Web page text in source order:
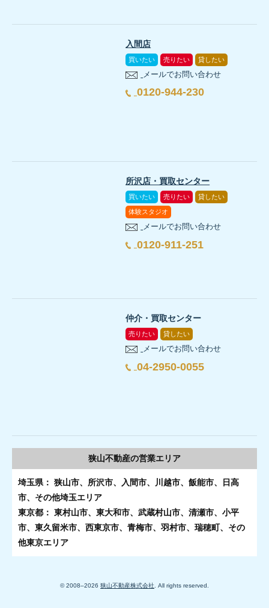
入間店
買いたい 売りたい 貸したい
メールでお問い合わせ
0120-944-230
所沢店・買取センター
買いたい 売りたい 貸したい
体験スタジオ
メールでお問い合わせ
0120-911-251
仲介・買取センター
売りたい 貸したい
メールでお問い合わせ
04-2950-0055
狭山不動産の営業エリア
埼玉県： 狭山市、所沢市、入間市、川越市、飯能市、日高
市、その他埼玉エリア
東京都： 東村山市、東大和市、武蔵村山市、清瀬市、小平
市、東久留米市、西東京市、青梅市、羽村市、瑞穂町、その
他東京エリア
© 2008–2026 狭山不動産株式会社. All rights reserved.